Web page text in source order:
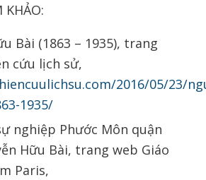
KHẢO:
Bài (1863 – 1935), trang
cứu lịch sử,
2016/05/23/
1935/
nghiệp Phước Môn quận
Hữu Bài, trang web Giáo
Paris,